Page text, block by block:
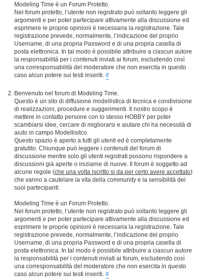
Modeling Time è un Forum Protetto.
Nel forum protetto, l’utente non registrato può soltanto leggere gli
argomenti e per poter partecipare attivamente alla discussione ed
esprimere le proprie opinioni è necessaria la registrazione. Tale
registrazione prevede, normalmente, l’indicazione del proprio
Username, di una propria Password e di una propria casella di
posta elettronica. In tal modo è possibile attribuire a ciascun autore
la responsabilità per i contenuti inviati ai forum, escludendo così
una corresponsabilità del moderatore che non esercita in questo
caso alcun potere sui testi inseriti. #
Benvenuto nel forum di Modeling Time.
Questo è un sito di diffusione modellistica di tecnica e condivisione
di realizzazioni, procedure e suggerimenti. Il nostro scopo è
mettere in contatto persone con lo stesso HOBBY per poter
scambiarsi idee, cercare di migliorarsi e aiutare chi ha necessità di
aiuto in campo Modellisitco.
Questo spazio è aperto a tutti gli utenti ed è completamente
gratutito. Chiunque può leggere i contenuti del forum di
discussione mentre solo gli utenti registrati possono rispondere a
discussioni già aperte o iniziarne di nuove. Il forum è soggetto ad
alcune regole (che una volta iscritto si da per certo avere accettato)
che vanno a cautelare la vita della community e la sensibilità dei
suoi partecipanti:
Modeling Time è un Forum Protetto.
Nel forum protetto, l’utente non registrato può soltanto leggere gli
argomenti e per poter partecipare attivamente alla discussione ed
esprimere le proprie opinioni è necessaria la registrazione. Tale
registrazione prevede, normalmente, l’indicazione del proprio
Username, di una propria Password e di una propria casella di
posta elettronica. In tal modo è possibile attribuire a ciascun autore
la responsabilità per i contenuti inviati ai forum, escludendo così
una corresponsabilità del moderatore che non esercita in questo
caso alcun potere sui testi inseriti. #